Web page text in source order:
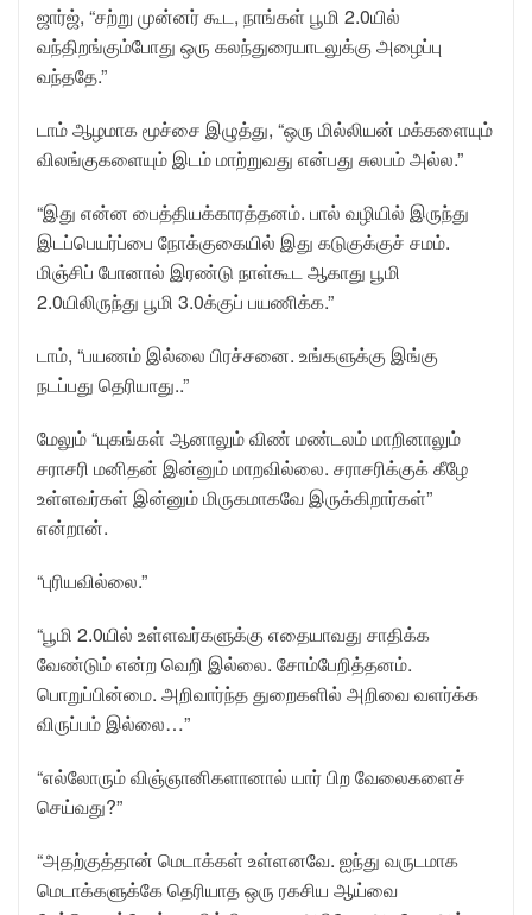
ஜார்ஜ், “சற்று முன்னர் கூட, நாங்கள் பூமி 2.0யில்
வந்திறங்கும்போது ஒரு கலந்துரையாடலுக்கு அழைப்பு
வந்ததே.”
டாம் ஆழமாக மூச்சை இழுத்து, “ஒரு மில்லியன் மக்களையும்
விலங்குகளையும் இடம் மாற்றுவது என்பது சுலபம் அல்ல.”
“இது என்ன பைத்தியக்காரத்தனம். பால் வழியில் இருந்து
இடப்பெயர்ப்பை நோக்குகையில் இது கடுகுக்குச் சமம்.
மிஞ்சிப் போனால் இரண்டு நாள்கூட ஆகாது பூமி
2.0யிலிருந்து பூமி 3.0க்குப் பயணிக்க.”
டாம், “பயணம் இல்லை பிரச்சனை. உங்களுக்கு இங்கு
நடப்பது தெரியாது..”
மேலும் “யுகங்கள் ஆனாலும் விண் மண்டலம் மாறினாலும்
சராசரி மனிதன் இன்னும் மாறவில்லை. சராசரிக்குக் கீழே
உள்ளவர்கள் இன்னும் மிருகமாகவே இருக்கிறார்கள்”
என்றான்.
“புரியவில்லை.”
“பூமி 2.0யில் உள்ளவர்களுக்கு எதையாவது சாதிக்க
வேண்டும் என்ற வெறி இல்லை. சோம்பேறித்தனம்.
பொறுப்பின்மை. அறிவார்ந்த துறைகளில் அறிவை வளர்க்க
விருப்பம் இல்லை…”
“எல்லோரும் விஞ்ஞானிகளானால் யார் பிற வேலைகளைச்
செய்வது?”
“அதற்குத்தான் மெடாக்கள் உள்ளனவே. ஐந்து வருடமாக
மெடாக்களுக்கே தெரியாத ஒரு ரகசிய ஆய்வை